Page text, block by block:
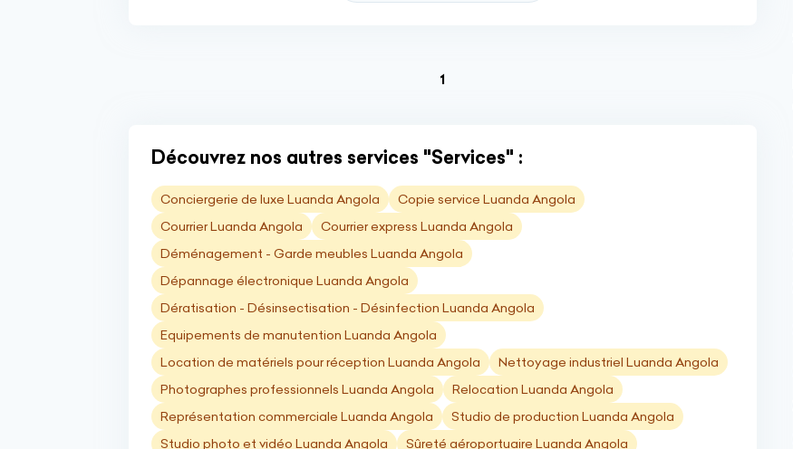
1(current)
Découvrez nos autres services "Services" :
Conciergerie de luxe Luanda Angola
Copie service Luanda Angola
Courrier Luanda Angola
Courrier express Luanda Angola
Déménagement - Garde meubles Luanda Angola
Dépannage électronique Luanda Angola
Dératisation - Désinsectisation - Désinfection Luanda Angola
Equipements de manutention Luanda Angola
Location de matériels pour réception Luanda Angola
Nettoyage industriel Luanda Angola
Photographes professionnels Luanda Angola
Relocation Luanda Angola
Représentation commerciale Luanda Angola
Studio de production Luanda Angola
Studio photo et vidéo Luanda Angola
Sûreté aéroportuaire Luanda Angola